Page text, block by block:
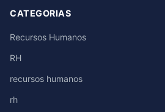
CATEGORIAS
Recursos Humanos
RH
recursos humanos
rh